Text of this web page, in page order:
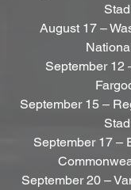
August 17 –
September 12
September 15 –
September 17 –
September 20 –